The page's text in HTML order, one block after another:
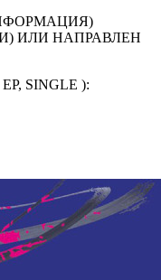
ИЛИ НАПРАВЛЕН
SINGLE ):